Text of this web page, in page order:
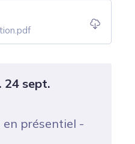
24 sept.
en présentiel -